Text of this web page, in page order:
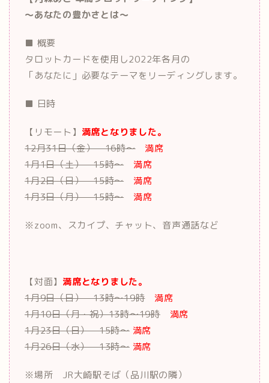
～あなたの豊かさとは～
■ 概要
タロットカードを使用し2022年各月の
「あなたに」必要なテーマをリーディングします。
■ 日時
【リモート】 満席となりました。
12月31日（金） 16時～
満席
1月1日（土） 15時～
満席
1月2日（日） 15時～
満席
1月3日（月） 15時～
満席
※zoom、スカイプ、チャット、音声通話など
【対面】 満席となりました。
1月9日（日） 13時～19時
満席
1月10日（月・祝）13時～19時
満席
1月23日（日） 15時～ 満席
1月26日（水） 13時～満席
※場所 JR大崎駅そば（品川駅の隣）